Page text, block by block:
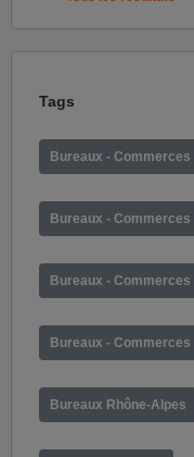
Tags
Bureaux - Commerces
Bureaux - Commerces
Bureaux - Commerces
Bureaux - Commerces
Bureaux Rhône-Alpes